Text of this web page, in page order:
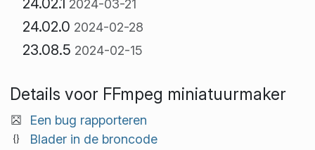
2024-03-21
24.02.0 2024-02-28
23.08.5 2024-02-15
Details voor FFmpeg miniatuurmaker
Een bug rapporteren
Blader in de broncode